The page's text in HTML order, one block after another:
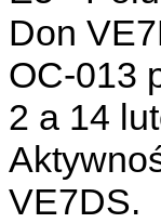
Don
OC-013
2 a 14
VE7DS.